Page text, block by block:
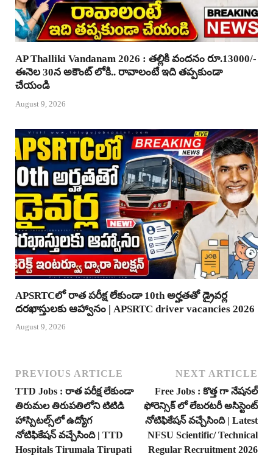
AP Thalliki Vandanam 2026 : తల్లికి వందనం రూ.13000/-
ఈనెల 30న అకౌంట్ లోకి.. రావాలంటే ఇది తప్పకుండా
చేయండి
August 9, 2026
APSRTCలో రాత పరీక్ష లేకుండా 10th అర్హతతో డ్రైవర్ల
దరఖాస్తులకు ఆహ్వానం | APSRTC driver vacancies 2026
August 9, 2026
PREVIOUS ARTICLE
TTD Jobs : రాత పరీక్ష లేకుండా
తిరుమల తిరుపతిలోని టిటిడి
హాస్పిటల్స్‌లో ఉద్యోగ
నోటిఫికేషన్ వచ్చేసింది | TTD
Hospitals Tirumala Tirupati
NEXT ARTICLE
Free Jobs : కొత్త గా నేషనల్
ఫోరెన్సిక్ లో లేబరటరీ అసిస్టెంట్
నోటిఫికేషన్ వచ్చేసింది | Latest
NFSU Scientific/ Technical
Regular Recruitment 2026